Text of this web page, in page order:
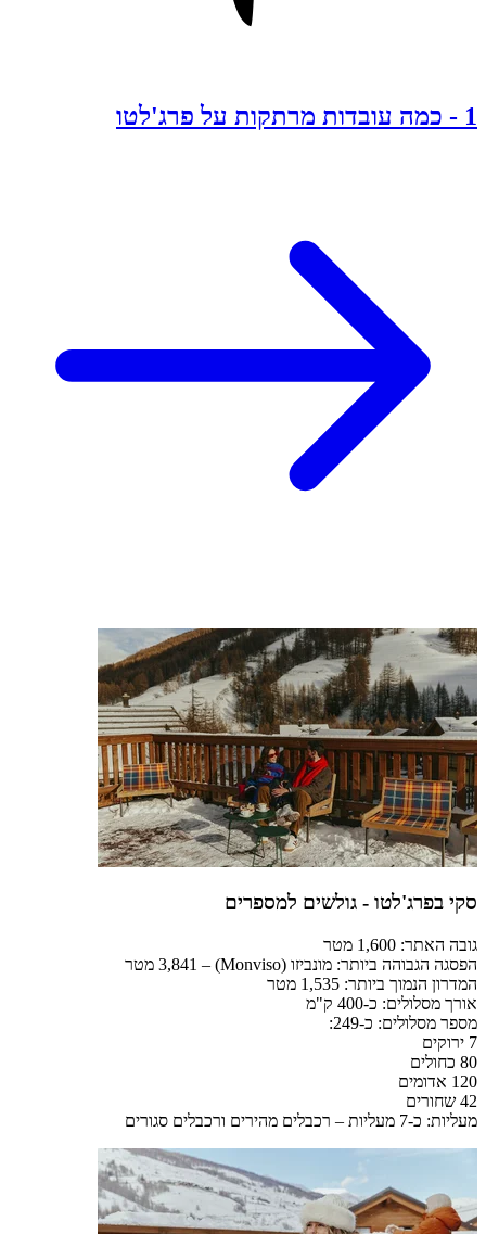
1
- כמה עובדות מרתקות על פרג'לטו
סקי בפרג'לטו - גולשים למספרים
גובה האתר: 1,600 מטר
הפסגה הגבוהה ביותר: מונביזו (Monviso) – 3,841 מטר
המדרון הנמוך ביותר: 1,535 מטר
אורך מסלולים: כ-400 ק"מ
מספר מסלולים: כ-249:
7 ירוקים
80 כחולים
120 אדומים
42 שחורים
מעליות: כ-7 מעליות – רכבלים מהירים ורכבלים סגורים